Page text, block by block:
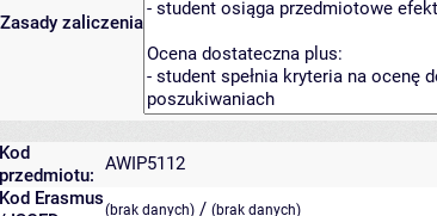
Zasady zaliczenia
Kod
przedmiotu:
AWIP5112
Kod Erasmus
(brak danych) / (brak danych)